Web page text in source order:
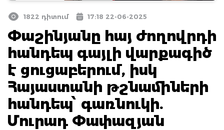
1822 դիտում 17:18 22-06-2025
Փաշինյանը հայ ժողովրդի
հանդեպ գայլի վարքագիծ
է ցուցաբերում, իսկ
Հայաստանի թշնամիների
հանդեպ՝ գառնուկի.
Մուրադ Փափազյան